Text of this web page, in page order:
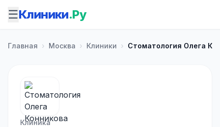
☰Клиники.Ру
Главная › Москва › Клиники › Стоматология Олега
Клиника